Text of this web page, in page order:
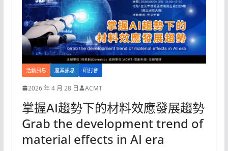
活動訊息 產業訊息 研討會
2026 年 4 月 28 日 ACMT
掌握AI趨勢下的材料效應發展趨勢
Grab the development trend of
material effects in AI era